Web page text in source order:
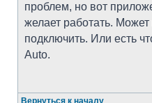
проблем, но вот
желает работать. Может
подключить. Или есть
Auto.
Вернуться к началу